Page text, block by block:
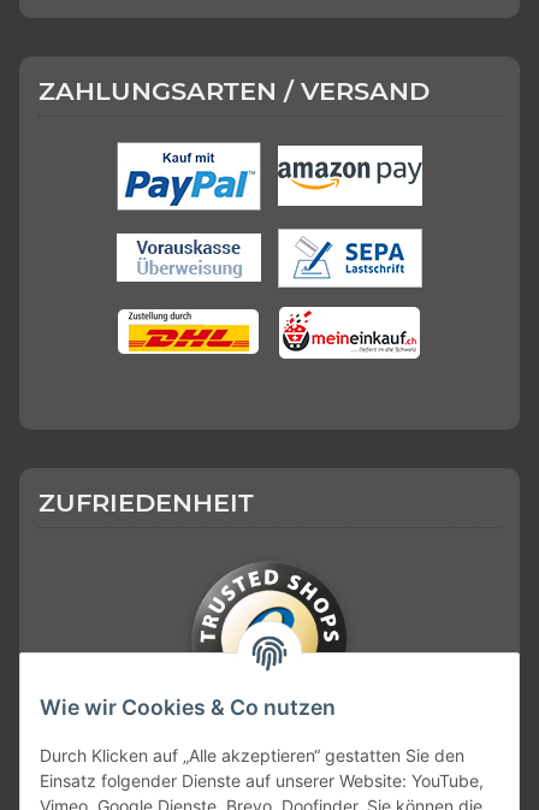
ZAHLUNGSARTEN / VERSAND
ZUFRIEDENHEIT
KONTAKT
Wie wir Cookies & Co nutzen
Durch Klicken auf „Alle akzeptieren“ gestatten Sie den
Einsatz folgender Dienste auf unserer Website: YouTube,